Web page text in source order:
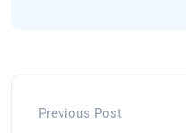
Previous Post